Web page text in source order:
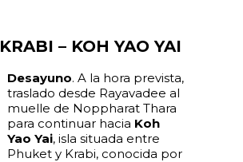
KRABI – KOH YAO YAI
Desayuno. A la hora prevista,
traslado desde Rayavadee al
muelle de Noppharat Thara
para continuar hacia Koh
Yao Yai, isla situada entre
Phuket y Krabi, conocida por